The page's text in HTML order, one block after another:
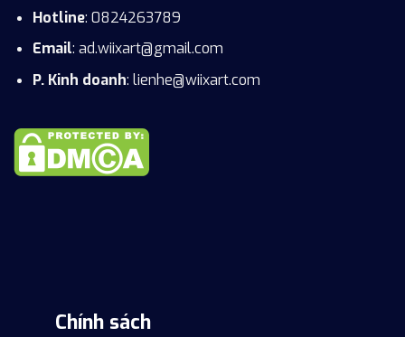
Hotline: 0824263789
Email: ad.wiixart@gmail.com
P. Kinh doanh: lienhe@wiixart.com
Chính sách